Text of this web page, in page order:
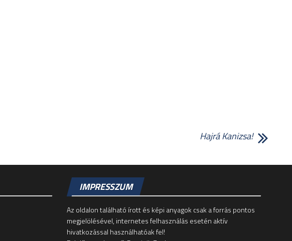
Hajrá Kanizsa!
IMPRESSZUM
Az oldalon található írott és képi anyagok csak a forrás pontos
megjelölésével, internetes felhasználás esetén aktív
hivatkozással használhatóak fel!